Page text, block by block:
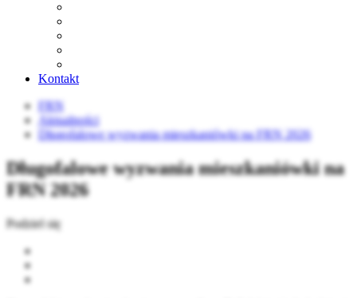
Kontakt
FRN
Aktualności
Długofalowe wyzwania mieszkaniówki na FRN 2026
Długofalowe wyzwania mieszkaniówki na
FRN 2026
Podziel się